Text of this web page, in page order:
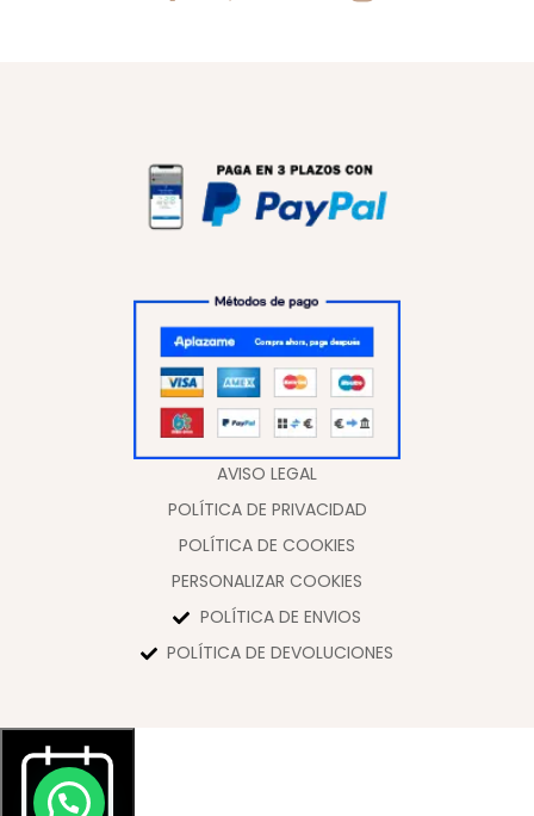
AVISO LEGAL
POLÍTICA DE PRIVACIDAD
POLÍTICA DE COOKIES
PERSONALIZAR COOKIES
POLÍTICA DE ENVIOS
POLÍTICA DE DEVOLUCIONES